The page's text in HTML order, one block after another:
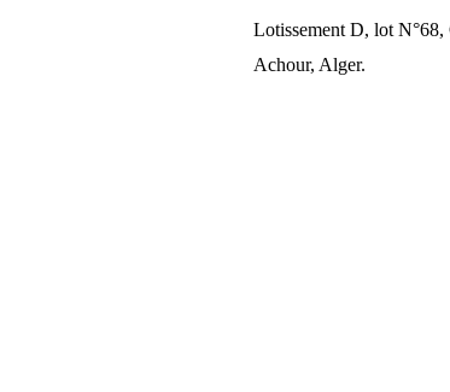
Lotissement D, lot N°68,
Achour, Alger.